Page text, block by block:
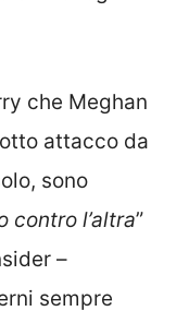
che Meghan
attacco da
sono
contro l’altra”
–
sempre